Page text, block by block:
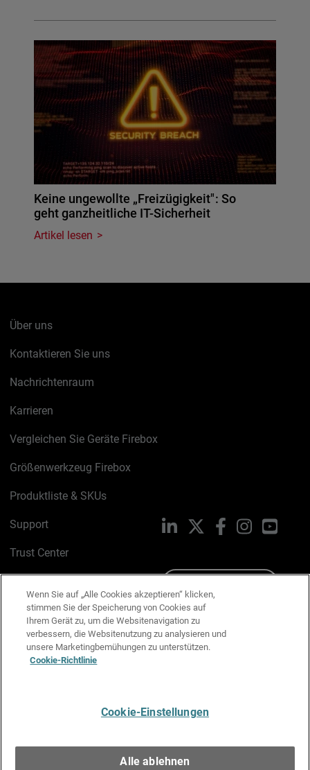
Keine ungewollte „Freizügigkeit": So
geht ganzheitliche IT-Sicherheit
Artikel lesen
Über uns
Kontaktieren Sie uns
Nachrichtenraum
Karrieren
Vergleichen Sie Geräte Firebox
Größenwerkzeug Firebox
Produktliste & SKUs
Support
Trust Center
Cookie-Richtlinie
Datenschutzrichtlinie
Media & Brand Kit
LinkedIn FacebookInstagram
Wenn Sie auf „Alle Cookies akzeptieren“ klicken,
stimmen Sie der Speicherung von Cookies auf
Ihrem Gerät zu, um die Websitenavigation zu
verbessern, die Websitenutzung zu analysieren und
unsere Marketingbemühungen zu unterstützen.
Cookie-Richtlinie
Cookie-Einstellungen
Alle ablehnen